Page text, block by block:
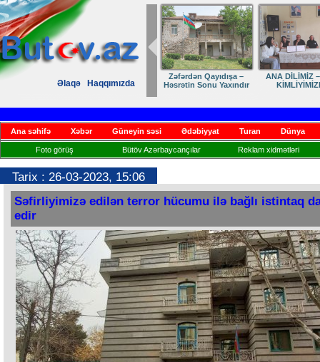
Əlaqə Haqqımızda
Zəfərdən Qayıdışa –
Həsrətin Sonu Yaxındır
ANA DİLİMİZ
Ana səhifə Xəbər Güneyin səsi Ədəbiyyat Turan Dünya
Foto görüş Bütöv Azərbaycançılar Reklam xidmətləri
Tarix : 26-03-2023, 15:06
Səfirliyimizə edilən terror hücumu ilə bağlı istintaq
edir